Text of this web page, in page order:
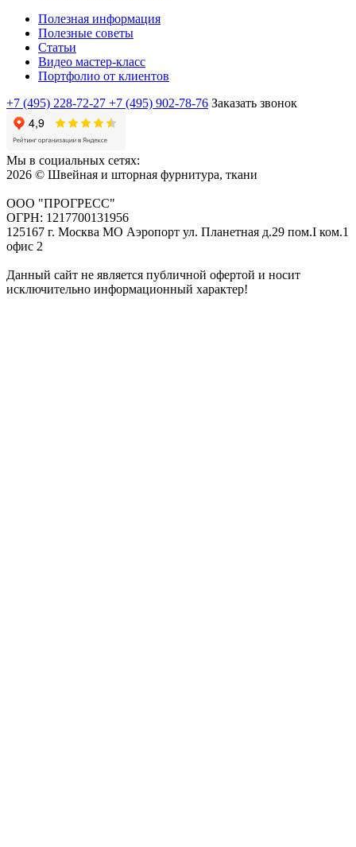
Полезная информация
Полезные советы
Статьи
Видео мастер-класс
Портфолио от клиентов
+7 (495) 228-72-27 +7 (495) 902-78-76 Заказать звонок
Мы в социальных сетях:
2026 © Швейная и шторная фурнитура, ткани
ООО "ПРОГРЕСС"
ОГРН: 1217700131956
125167 г. Москва МО Аэропорт ул. Планетная д.29 пом.I ком.1
офис 2
Данный сайт не является публичной офертой и носит
исключительно информационный характер!